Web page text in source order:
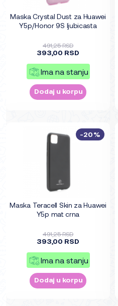
Maska Crystal Dust za Huawei
Y5p/Honor 9S ljubicasta
491,25 RSD
393,00 RSD
Ima na stanju
Dodaj u korpu
Maska Teracell Skin za Huawei
Y5p mat crna
491,25 RSD
393,00 RSD
Ima na stanju
Dodaj u korpu
-20%